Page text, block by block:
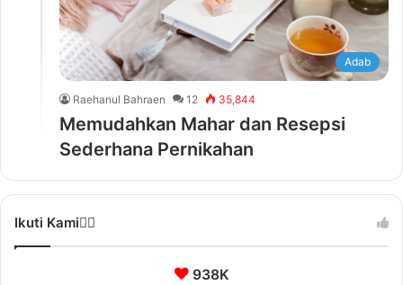
Adab
Raehanul Bahraen 12 35,844
Memudahkan Mahar dan Resepsi
Sederhana Pernikahan
Ikuti Kami❤️‍🔥
938K